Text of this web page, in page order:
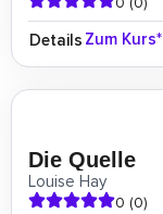
Details Zum Kurs*
Die Quelle
Louise Hay
0 (0)